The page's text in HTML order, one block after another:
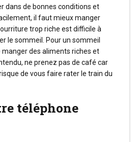
dans de bonnes conditions et
il faut mieux manger
trop riche est difficile à
le sommeil. Pour un sommeil
des aliments riches et
ne prenez pas de café car
de vous faire rater le train du
téléphone